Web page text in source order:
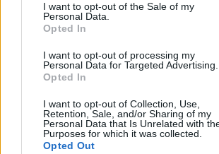
I want to opt-out of the Sale of my
Personal Data.
Opted In
I want to opt-out of processing my
Personal Data for Targeted Advertising.
Opted In
I want to opt-out of Collection, Use,
Retention, Sale, and/or Sharing of my
Personal Data that Is Unrelated with
Purposes for which it was collected.
Opted Out